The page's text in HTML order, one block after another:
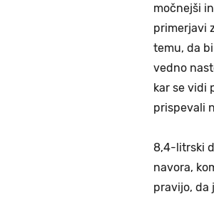
močnejši
primerjavi
temu, da
vedno
kar se vidi
prispevali
8,4-litrski
navora,
pravijo, da